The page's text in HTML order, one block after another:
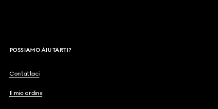
POSSIAMO AIUTARTI?
Contattaci
Il mio ordine